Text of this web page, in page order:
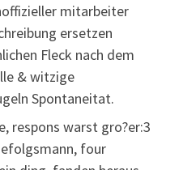
mitarbeiter
ersetzen
Fleck nach dem
& witzige
Spontaneitat.
respons warst gro?er:3
four